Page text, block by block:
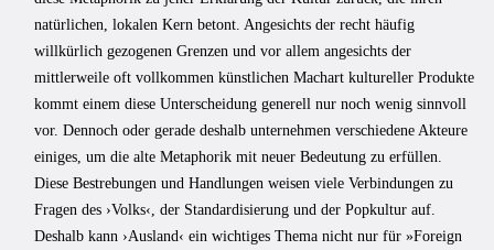
natürlichen, lokalen Kern betont. Angesichts der recht häufig
willkürlich gezogenen Grenzen und vor allem angesichts der
mittlerweile oft vollkommen künstlichen Machart kultureller Produkte
kommt einem diese Unterscheidung generell nur noch wenig sinnvoll
vor. Dennoch oder gerade deshalb unternehmen verschiedene Akteure
einiges, um die alte Metaphorik mit neuer Bedeutung zu erfüllen.
Diese Bestrebungen und Handlungen weisen viele Verbindungen zu
Fragen des ›Volks‹, der Standardisierung und der Popkultur auf.
Deshalb kann ›Ausland‹ ein wichtiges Thema nicht nur für »Foreign